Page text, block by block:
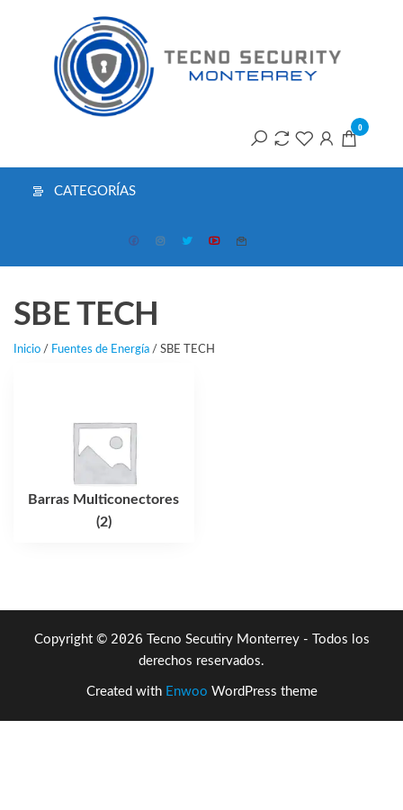
contenido
0
CATEGORÍAS
SBE TECH
Inicio / Fuentes de Energía / SBE TECH
Barras Multiconectores
(2)
Copyright © 2026 Tecno Secutiry Monterrey - Todos los
derechos reservados.
Created with Enwoo WordPress theme